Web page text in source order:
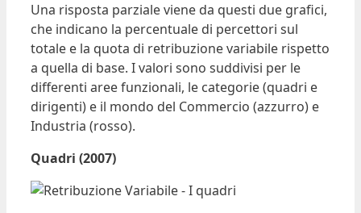
Una risposta parziale viene da questi due grafici,
che indicano la percentuale di percettori sul
totale e la quota di retribuzione variabile rispetto
a quella di base. I valori sono suddivisi per le
differenti aree funzionali, le categorie (quadri e
dirigenti) e il mondo del Commercio (azzurro) e
Industria (rosso).
Quadri (2007)